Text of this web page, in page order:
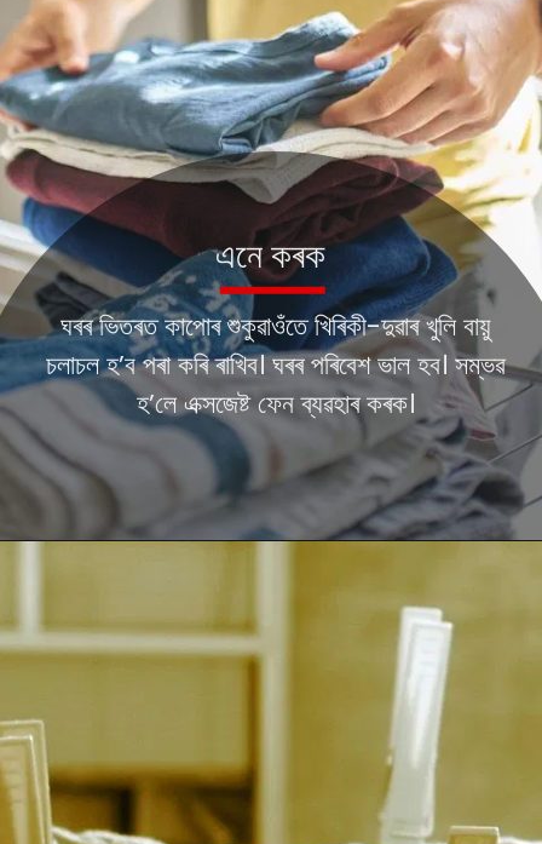
ঘৰৰ ভিতৰত কাপোৰ শুকুৱাওঁতে খিৰিকী-দুৱাৰ খুলি বায়ু
চলাচল হ’ব পৰা কৰি ৰাখিব। ঘৰৰ পৰিবেশ ভাল হব। সম্ভৱ
হ’লে এক্সজেষ্ট ফেন ব্যৱহাৰ কৰক।
এনে কৰক